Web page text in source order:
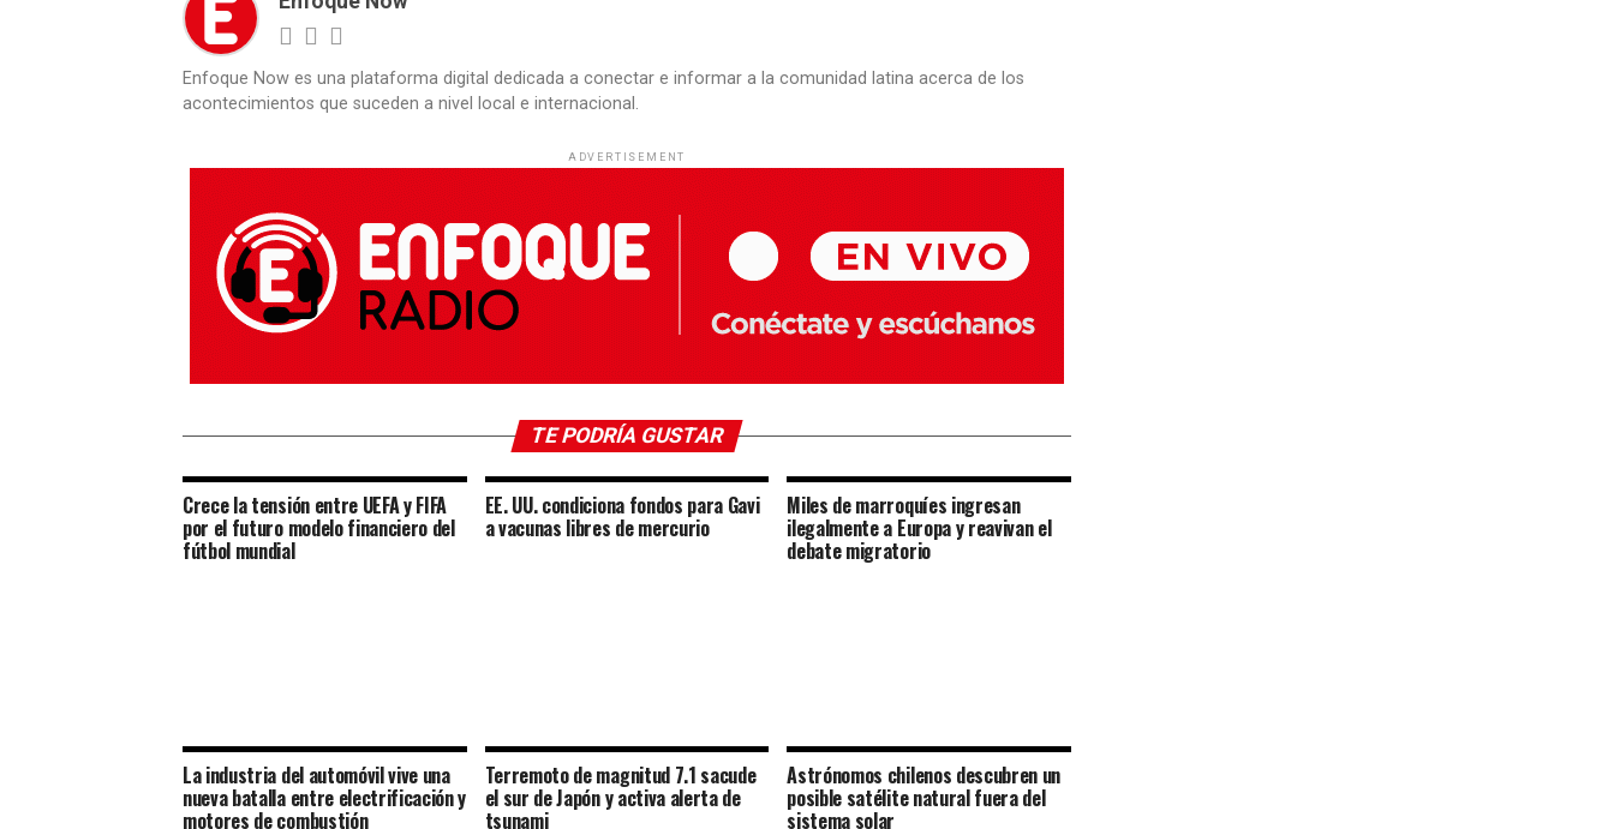
Enfoque Now es una plataforma digital dedicada a conectar e informar a la comunidad latina acerca de los
acontecimientos que suceden a nivel local e internacional.
ADVERTISEMENT
TE PODRÍA GUSTAR
Crece la tensión entre UEFA y FIFA
por el futuro modelo financiero del
fútbol mundial
EE. UU. condiciona fondos para Gavi
a vacunas libres de mercurio
Miles de marroquíes ingresan
ilegalmente a Europa y reavivan el
debate migratorio
La industria del automóvil vive una
nueva batalla entre electrificación y
motores de combustión
Terremoto de magnitud 7.1 sacude
el sur de Japón y activa alerta de
tsunami
Astrónomos chilenos descubren un
posible satélite natural fuera del
sistema solar